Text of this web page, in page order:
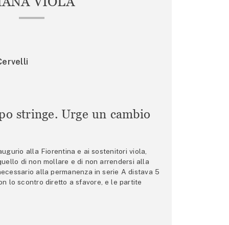
stringe. Urge un cambio
alla Fiorentina e ai sostenitori viola,
di non mollare e di non arrendersi alla
alla permanenza in serie A distava 5
lo scontro diretto a sfavore, e le partite